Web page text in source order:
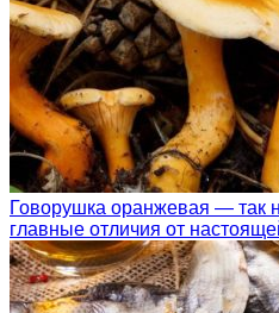
Говорушка оранжевая — так
главные отличия от